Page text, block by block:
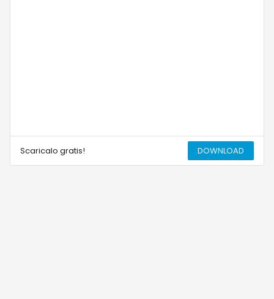
Scaricalo gratis! DOWNLOAD